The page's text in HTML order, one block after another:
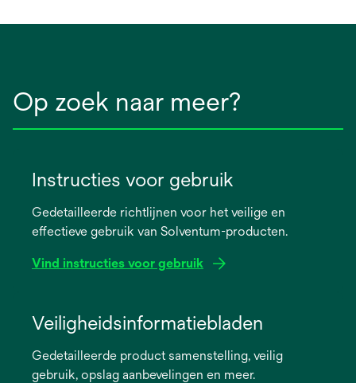
Op zoek naar meer?
Instructies voor gebruik
Gedetailleerde richtlijnen voor het veilige en
effectieve gebruik van Solventum-producten.
Vind instructies voor gebruik
new
Veiligheidsinformatiebladen
Gedetailleerde product samenstelling, veilig
gebruik, opslag aanbevelingen en meer.